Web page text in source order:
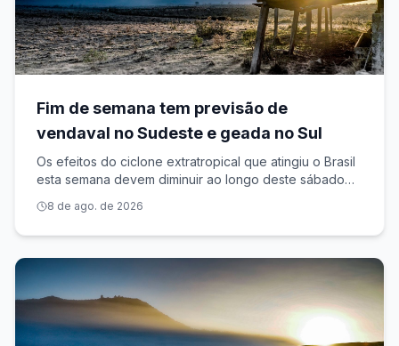
Fim de semana tem previsão de
vendaval no Sudeste e geada no Sul
Os efeitos do ciclone extratropical que atingiu o Brasil
esta semana devem diminuir ao longo deste sábado
uma massa de ar frio sobre o Sul, conforme previsão
do Instituto Nacional de Meteo
8 de ago. de 2026